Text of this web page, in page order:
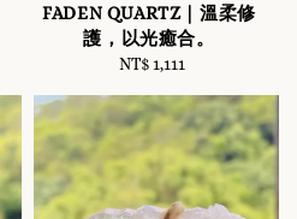
FADEN QUARTZ｜溫柔修
護，以光癒合。
Regular
NT$ 1,111